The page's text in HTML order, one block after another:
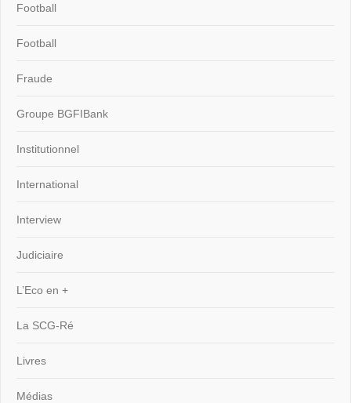
Football
Football
Fraude
Groupe BGFIBank
Institutionnel
International
Interview
Judiciaire
L’Eco en +
La SCG-Ré
Livres
Médias